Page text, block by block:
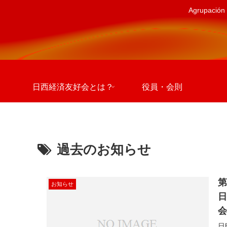
Agrupación
日西経済友好会とは？ 役員・会則
過去のお知らせ
お知らせ